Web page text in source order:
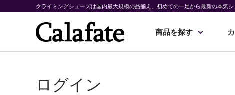
クライミングシューズは国内最大規模の品揃え。初めての一足から最新の本気
商品を探す
ログイン